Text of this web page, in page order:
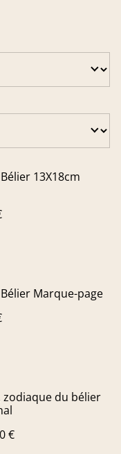
13X18cm
Marque-page
zodiaque du bélier
€